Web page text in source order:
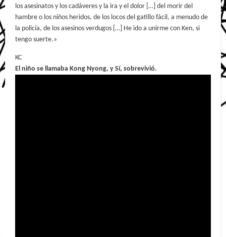
los asesinatos y los cadáveres y la ira y el dolor […] del morir del
hambre o los niños heridos, de los locos del gatillo fácil, a menudo de
la policía, de los asesinos verdugos […] He ido a unirme con Ken, si
tengo suerte.»
KC
El niño se llamaba Kong Nyong, y Sí, sobrevivió.